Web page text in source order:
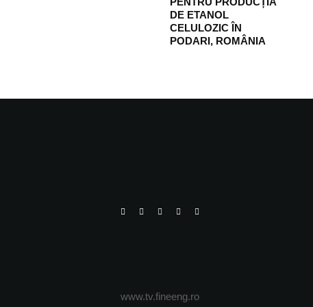
DE ETANOL
CELULOZIC ÎN
PODARI, ROMÂNIA
www.tv.fineeng.ro